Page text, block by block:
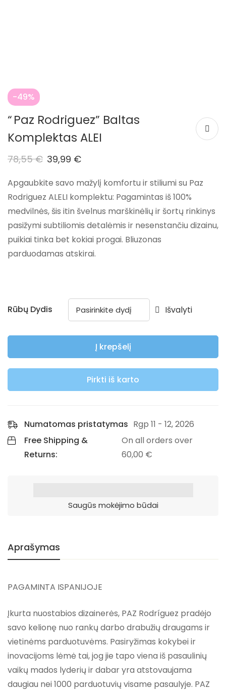
-49%
“ Paz Rodriguez” Baltas
Komplektas ALEI
78,55€ 39,99 €
Apgaubkite savo mažylį komfortu ir stiliumi su Paz
Rodriguez ALELI komplektu: Pagamintas iš 100%
medvilnės, šis itin švelnus marškinėlių ir šortų rinkinys
pasižymi subtiliomis detalėmis ir nesenstančiu dizainu,
puikiai tinka bet kokiai progai. Bliuzonas
parduodamas atskirai.
Rūbų Dydis Išvalyti
Į krepšelį
Pirkti iš karto
Numatomas pristatymas Rgp 11 - 12, 2026
Free Shipping &
Returns:
On all orders over
60,00 €
Saugūs mokėjimo būdai
Aprašymas
PAGAMINTA ISPANIJOJE
Įkurta nuostabios dizainerės, PAZ Rodríguez pradėjo
savo kelionę nuo rankų darbo drabužių draugams ir
vietinėms parduotuvėms. Pasiryžimas kokybei ir
inovacijoms lėmė tai, jog jie tapo viena iš pasaulinių
vaikų mados lyderių ir dabar yra atstovaujama
daugiau nei 1000 parduotuvių visame pasaulyje. PAZ